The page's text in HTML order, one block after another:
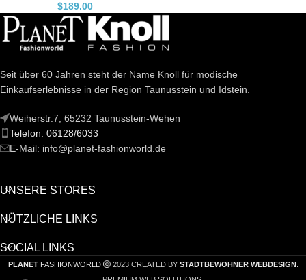
$189.00
Seit über 60 Jahren steht der Name Knoll für modische
Einkaufserlebnisse in der Region Taunusstein und Idstein.
Weiherstr.7, 65232 Taunusstein-Wehen
Telefon: 06128/6033
E-Mail: info@planet-fashionworld.de
UNSERE STORES
NÜTZLICHE LINKS
SOCIAL LINKS
PLANET FASHIONWORLD 2023 CREATED BY STADTBEWOHNER WEBDESIGN.